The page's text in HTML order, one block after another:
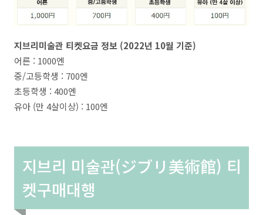
지브리미술관 티켓요금 정보 (2022년 10월 기준)
어른 : 1000엔
중/고등학생 : 700엔
초등학생 : 400엔
유아 (만 4살이상) : 100엔
지브리 미술관(ジブリ美術館) 티
켓구매대행